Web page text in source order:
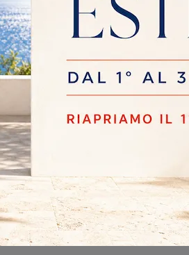
Stile
Design
Tipologia
Sgabelli